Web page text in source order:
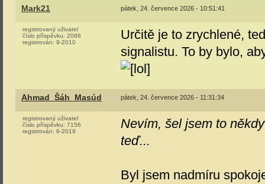
Mark21 pátek, 24. července 2026 - 10:51:41
registrovaný uživatel
číslo příspěvku: 2086
registrován: 9-2010
Určitě je to zrychlené,
signalistu. To by bylo,
Ahmad_Šáh_Masúd pátek, 24. července 2026 - 11:31:34
registrovaný uživatel
číslo příspěvku: 7156
registrován: 6-2019
Nevím, šel jsem to
teď...
Byl jsem nadmíru